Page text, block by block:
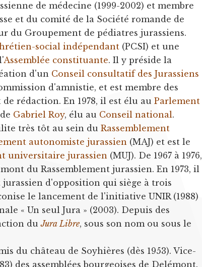
de médecine (1999-2002) et membre
et du comité de la Société romande de
du Groupement de pédiatres jurassiens.
social indépendant (PCSI) et une
Assemblée constituante. Il y préside la
d'un Conseil consultatif des Jurassiens
d'amnistie, et est membre des
rédaction. En 1978, il est élu auParlement
Gabriel Roy, élu au Conseil national.
très tôt au sein duRassemblement
autonomiste jurassien (MAJ) et est le
universitaire jurassien (MUJ). De 1967 à 1976,
du Rassemblement jurassien. En 1973, il
d'opposition qui siège à trois
le lancement de l'initiative UNIR (1988)
« Un seul Jura » (2003). Depuis des
duJura Libre, sous son nom ou sous le
du château de Soyhières (dès 1953). Vice-
des assemblées bourgeoises de Delémont.